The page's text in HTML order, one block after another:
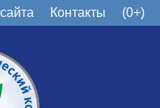
Контакты (0+)